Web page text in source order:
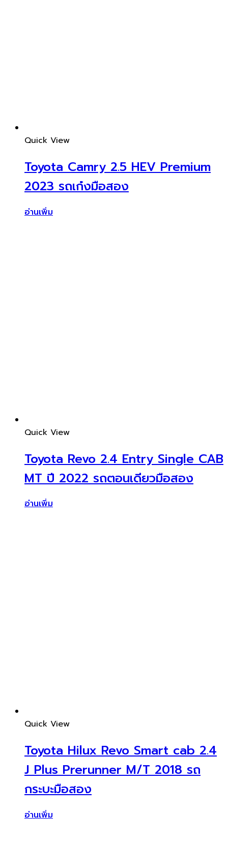
Quick View
Toyota Camry 2.5 HEV Premium
2023 รถเก๋งมือสอง
อ่านเพิ่ม
Quick View
Toyota Revo 2.4 Entry Single CAB
MT ปี 2022 รถตอนเดียวมือสอง
อ่านเพิ่ม
Quick View
Toyota Hilux Revo Smart cab 2.4
J Plus Prerunner M/T 2018 รถ
กระบะมือสอง
อ่านเพิ่ม